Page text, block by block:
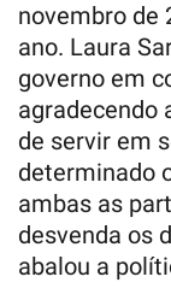
novembro de
ano. Laura
governo em
agradecendo
de servir em
determinado
ambas as
desvenda os
abalou a